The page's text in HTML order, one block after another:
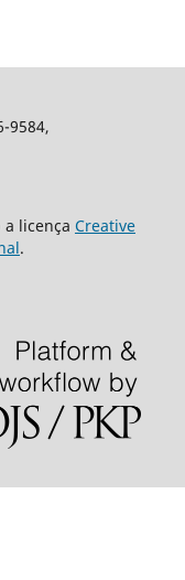
9584,
licença Creative
.